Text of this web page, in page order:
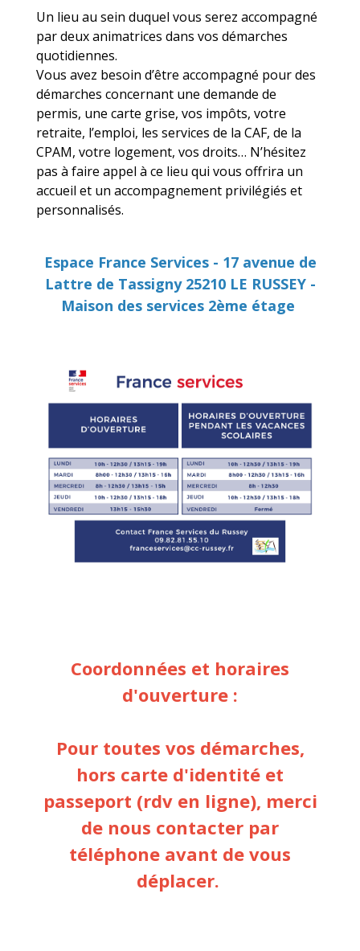
Un lieu au sein duquel vous serez accompagné
par deux animatrices dans vos démarches
quotidiennes.
Vous avez besoin d’être accompagné pour des
démarches concernant une demande de
permis, une carte grise, vos impôts, votre
retraite, l’emploi, les services de la CAF, de la
CPAM, votre logement, vos droits… N’hésitez
pas à faire appel à ce lieu qui vous offrira un
accueil et un accompagnement privilégiés et
personnalisés.
Espace France Services - 17 avenue de
Lattre de Tassigny 25210 LE RUSSEY -
Maison des services 2ème étage
Coordonnées et horaires
d'ouverture :
Pour toutes vos démarches,
hors carte d'identité et
passeport (rdv en ligne), merci
de nous contacter par
téléphone avant de vous
déplacer.